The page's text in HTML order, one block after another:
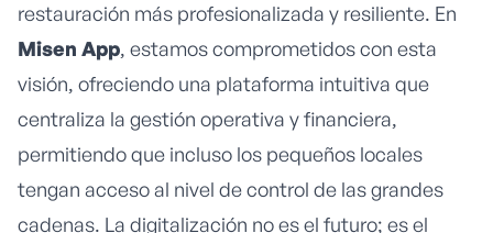
restauración más profesionalizada y resiliente. En
Misen App, estamos comprometidos con esta
visión, ofreciendo una plataforma intuitiva que
centraliza la gestión operativa y financiera,
permitiendo que incluso los pequeños locales
tengan acceso al nivel de control de las grandes
cadenas. La digitalización no es el futuro; es el